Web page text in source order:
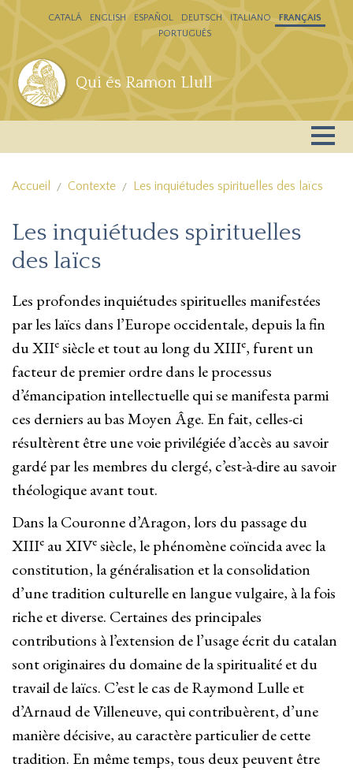
Aller au contenu principal
Qui és Ramon Llull
CATALÁ ENGLISH ESPAÑOL DEUTSCH ITALIANO
FRANÇAIS
PORTUGUÊS
Accueil Contexte Les inquiétudes spirituelles des laïcs
Les inquiétudes spirituelles
des laïcs
Les profondes inquiétudes spirituelles manifestées
par les laïcs dans l’Europe occidentale, depuis la fin
du XIIe siècle et tout au long du XIIIe, furent un
facteur de premier ordre dans le processus
d’émancipation intellectuelle qui se manifesta parmi
ces derniers au bas Moyen Âge. En fait, celles-ci
résultèrent être une voie privilégiée d’accès au savoir
gardé par les membres du clergé, c’est-à-dire au savoir
théologique avant tout.
Dans la Couronne d’Aragon, lors du passage du
XIIIe au XIVe siècle, le phénomène coïncida avec la
constitution, la généralisation et la consolidation
d’une tradition culturelle en langue vulgaire, à la fois
riche et diverse. Certaines des principales
contributions à l’extension de l’usage écrit du catalan
sont originaires du domaine de la spiritualité et du
travail de laïcs. C’est le cas de Raymond Lulle et
d’Arnaud de Villeneuve, qui contribuèrent, d’une
manière décisive, au caractère particulier de cette
tradition. En même temps, tous deux peuvent être